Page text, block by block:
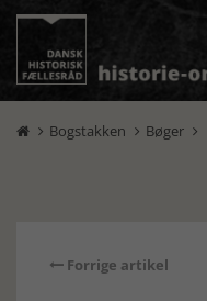
 Bogstakken  Bøger 
Forrige artikel